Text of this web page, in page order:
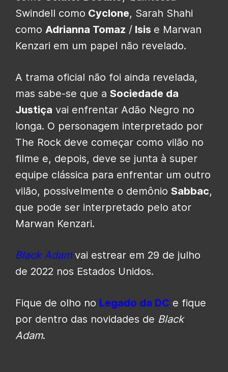
Swindell como Cyclone, Sarah Shahi
como Adrianna Tomaz / Isis e Marwan
Kenzari em um papel não revelado.
A trama oficial não foi ainda revelada,
mas sabe-se que a Sociedade da
Justiça vai enfrentar Adão Negro no
longa. O personagem interpretado por
The Rock deve começar como vilão no
filme e, depois, deve se junta à super
equipe clássica para enfrentar um outro
vilão, possivelmente o demônio Sabbac,
que pode ser interpretado pelo ator
Marwan Kenzari.
Black Adamvai estrear em 29 de julho
de 2022 nos Estados Unidos.
Fique de olho no Legado da DC e fique
por dentro das novidades de Black
Adam.